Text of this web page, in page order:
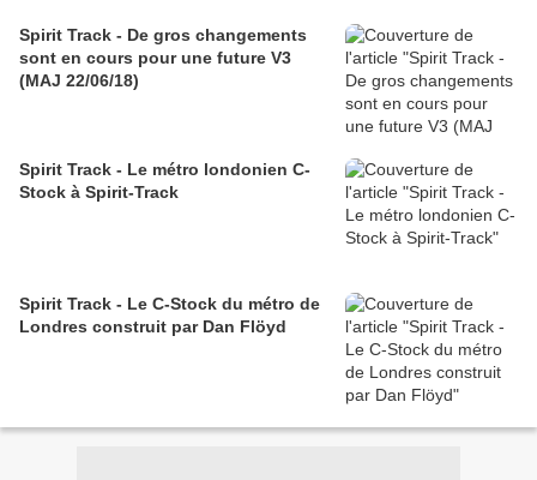
Spirit Track - De gros changements
sont en cours pour une future V3
(MAJ 22/06/18)
Spirit Track - Le métro londonien C-
Stock à Spirit-Track
Spirit Track - Le C-Stock du métro de
Londres construit par Dan Flöyd